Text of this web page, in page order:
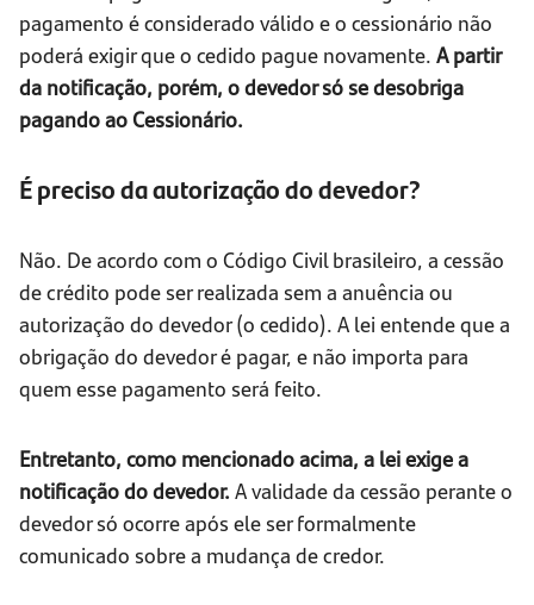
pagamento é considerado válido e o cessionário não
poderá exigir que o cedido pague novamente. A partir
da notificação, porém, o devedor só se desobriga
pagando ao Cessionário.
É preciso da autorização do devedor?
Não. De acordo com o Código Civil brasileiro, a cessão
de crédito pode ser realizada sem a anuência ou
autorização do devedor (o cedido). A lei entende que a
obrigação do devedor é pagar, e não importa para
quem esse pagamento será feito.
Entretanto, como mencionado acima, a lei exige a
notificação do devedor. A validade da cessão perante o
devedor só ocorre após ele ser formalmente
comunicado sobre a mudança de credor.